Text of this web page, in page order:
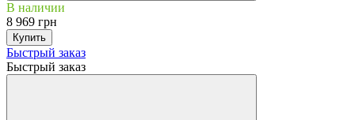
В наличии
8 969 грн
Купить
Быстрый заказ
Быстрый заказ